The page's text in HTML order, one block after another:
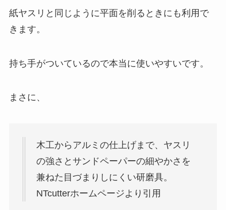
紙ヤスリと同じように平面を削るときにも利用で
きます。
持ち手がついているので本当に使いやすいです。
まさに、
木工からアルミの仕上げまで、ヤスリ
の強さとサンドペーパーの細やかさを
兼ねた目づまりしにくい研磨具。
NTcutterホームページより引用